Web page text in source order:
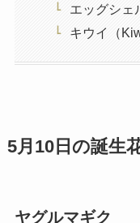
エッグシェ
キウイ（
5月10日の誕生
ヤグルマギク